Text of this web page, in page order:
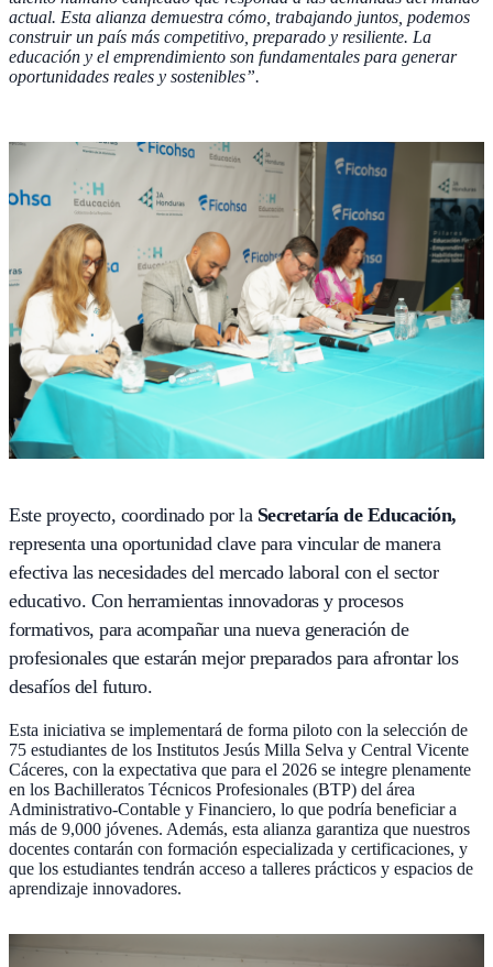
actual. Esta alianza demuestra cómo, trabajando juntos, podemos
construir un país más competitivo, preparado y resiliente. La
educación y el emprendimiento son fundamentales para generar
oportunidades reales y sostenibles”.
Este proyecto, coordinado por la Secretaría de Educación,
representa una oportunidad clave para vincular de manera
efectiva las necesidades del mercado laboral con el sector
educativo. Con herramientas innovadoras y procesos
formativos, para acompañar una nueva generación de
profesionales que estarán mejor preparados para afrontar los
desafíos del futuro.
Esta iniciativa se implementará de forma piloto con la selección de
75 estudiantes de los Institutos Jesús Milla Selva y Central Vicente
Cáceres, con la expectativa que para el 2026 se integre plenamente
en los Bachilleratos Técnicos Profesionales (BTP) del área
Administrativo-Contable y Financiero, lo que podría beneficiar a
más de 9,000 jóvenes. Además, esta alianza garantiza que nuestros
docentes contarán con formación especializada y certificaciones, y
que los estudiantes tendrán acceso a talleres prácticos y espacios de
aprendizaje innovadores.